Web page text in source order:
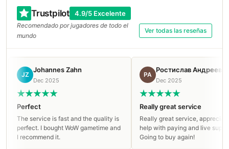
Trustpilot 4.9/5 Excelente
Recomendado por jugadores de todo el
mundo
Ver todas las reseñas
Johannes Zahn
Dec 2025
service is fast and the quality is
I bought WoW gametime and
it.
Ростислав Андреев
Dec 2025
Really great service
Really great service, appreciate the
help with paying and live support!
Going to buy again!